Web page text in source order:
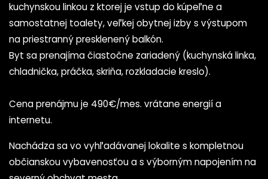
kuchynskou linkou z ktorej je vstup do kúpeľne a
samostatnej toalety, veľkej obytnej izby s výstupom
na priestranný presklenený balkón.
Byt sa prenajíma čiastočne zariadený (kuchynská linka,
chladnička, práčka, skriňa, rozkladacie kreslo).
Cena prenájmu je 490€/mes. vrátane energií a
internetu.
Nachádza sa vo vyhľadávanej lokalite s kompletnou
občianskou vybavenosťou a s výborným napojením na